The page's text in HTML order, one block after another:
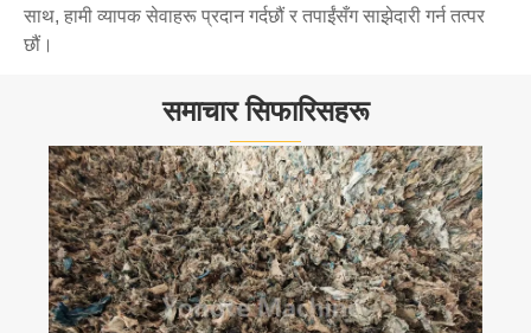
साथ, हामी व्यापक सेवाहरू प्रदान गर्दछौं र तपाईंसँग साझेदारी गर्न तत्पर
छौं।
समाचार सिफारिसहरू
WPC Extruder उत्पादन समस्याहरूको लागि समाधान
थप हेर्नुहोस् >>